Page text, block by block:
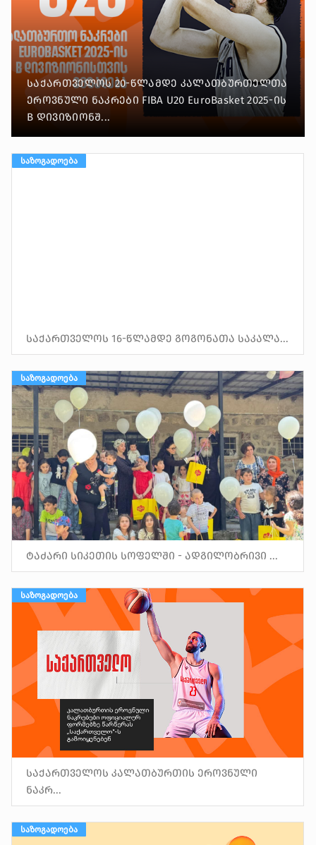
ᲡᲐᲥᲐᲠᲗᲕᲔᲚᲝᲡ 20-ᲬᲚᲐᲛᲓᲔ
ᲙᲐᲚᲐᲗᲑᲣᲠᲗᲔᲚᲗᲐ Ნ...
საქართველოს 20-წლამდე კალათბურთელთა
ეროვნული ნაკრები FIBA U20 EuroBasket 2025-ის
B დივიზიონშ...
ᲡᲐᲖᲝᲒᲐᲓᲝᲔᲑᲐ
საქართველოს 16-წლამდე გოგონათა საკალა...
ᲡᲐᲖᲝᲒᲐᲓᲝᲔᲑᲐ
ტაძარი სიკეთის სოფელში - ადგილობრივი ...
ᲡᲐᲖᲝᲒᲐᲓᲝᲔᲑᲐ
საქართველოს კალათბურთის ეროვნული
ნაკრ...
ᲡᲐᲖᲝᲒᲐᲓᲝᲔᲑᲐ